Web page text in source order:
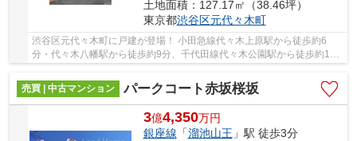
土地面積：127.17㎡（38.46坪）
東京都渋谷区元代々木町
渋谷区元代々木町に戸建が登場！ 小田急線代々木上原駅から徒歩約6
分・代々木八幡駅から徒歩約9分、千代田線代々木公園駅から徒歩約10
売買 | 中古マンション
パークコート赤坂桜坂
3億4,350万円
銀座線 「溜池山王 」駅 徒歩3分